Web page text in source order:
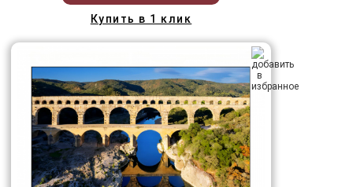
Купить в 1 клик